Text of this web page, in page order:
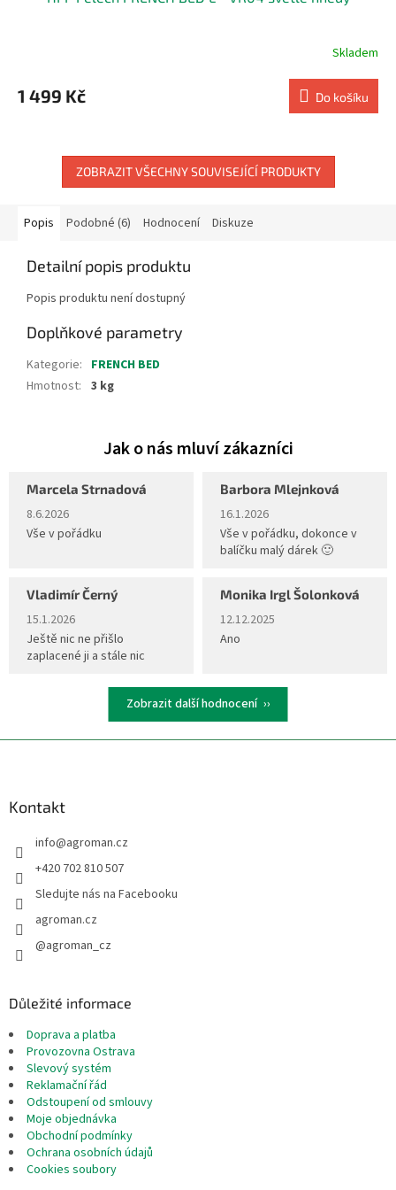
Skladem
1 499 Kč Do košíku
ZOBRAZIT VŠECHNY SOUVISEJÍCÍ PRODUKTY
Popis Podobné (6) Hodnocení Diskuze
Detailní popis produktu
Popis produktu není dostupný
Doplňkové parametry
Kategorie: FRENCH BED
Hmotnost: 3 kg
Marcela Strnadová
Hodnocení obchodu je 5 z 5 hvězdiček.
8.6.2026
Vše v pořádku
Barbora Mlejnková
Hodnocení obchodu je 5 z 5
16.1.2026
Vše v pořádku, dokonce v
balíčku malý dárek 🙂
Vladimír Černý
Hodnocení obchodu je 5 z 5 hvězdiček.
15.1.2026
Ještě nic ne přišlo
zaplacené ji a stále nic
Monika Irgl Šolonková
Hodnocení obchodu je 5 z 5
12.12.2025
Ano
Zobrazit další hodnocení
Kontakt
info@agroman.cz
+420 702 810 507
Sledujte nás na Facebooku
agroman.cz
@agroman_cz
Důležité informace
Doprava a platba
Provozovna Ostrava
Slevový systém
Reklamační řád
Odstoupení od smlouvy
Moje objednávka
Obchodní podmínky
Ochrana osobních údajů
Cookies soubory